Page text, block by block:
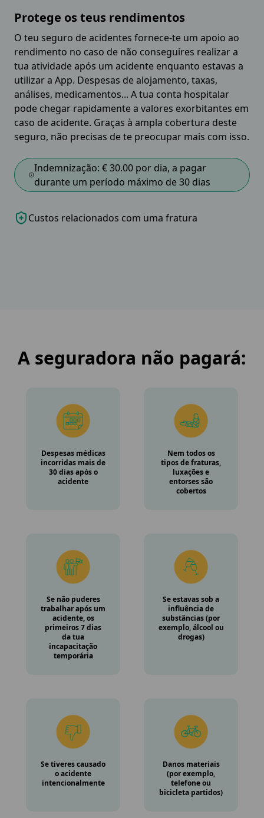
Protege os teus rendimentos
O teu seguro de acidentes fornece-te um apoio ao
rendimento no caso de não conseguires realizar a
tua atividade após um acidente enquanto estavas a
utilizar a App. Despesas de alojamento, taxas,
análises, medicamentos... A tua conta hospitalar
pode chegar rapidamente a valores exorbitantes em
caso de acidente. Graças à ampla cobertura deste
seguro, não precisas de te preocupar mais com isso.
Indemnização: € 30.00 por dia, a pagar
durante um período máximo de 30 dias
Custos relacionados com uma fratura
A seguradora não pagará:
Despesas médicas
incorridas mais de
30 dias após o
acidente
Nem todos os
tipos de fraturas,
luxações e
entorses são
cobertos
Se não puderes
trabalhar após um
acidente, os
primeiros 7 dias
da tua
incapacitação
temporária
Se estavas sob a
influência de
substâncias (por
exemplo, álcool ou
drogas)
Se tiveres causado
o acidente
intencionalmente
Danos materiais
(por exemplo,
telefone ou
bicicleta partidos)